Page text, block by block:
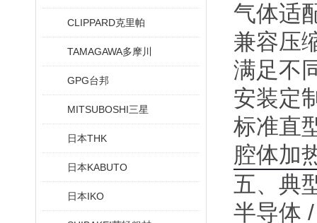
CLIPPARD克里帕
TAMAGAWA多摩川
GPG台邦
MITSUBOSHI三星
日本THK
日本KABUTO
日本IKO
气体适
兼容压
满足不
安装定
标准直
腔体加
五、典
半导体